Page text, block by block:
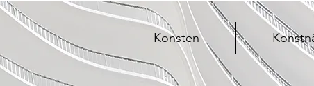
Konsten